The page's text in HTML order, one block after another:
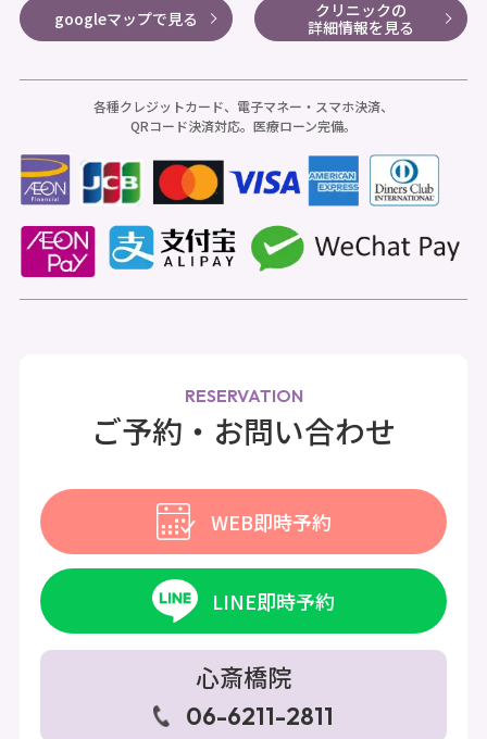
googleマップで見る
クリニックの
詳細情報を見る
各種クレジットカード、電子マネー・スマホ決済、
QRコード決済対応。医療ローン完備。
RESERVATION
ご予約・お問い合わせ
LINE即時予約
WEB即時予約
心斎橋院
06-6211-2811